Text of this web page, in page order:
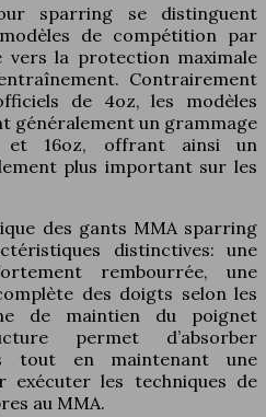
sparring se distinguent
de compétition par
la protection maximale
Contrairement
de 4oz, les modèles
généralement un grammage
et 16oz, offrant ainsi un
plus important sur les
des gants MMA sparring
distinctives: une
rembourrée, une
des doigts selon les
de maintien du poignet
permet d’absorber
tout en maintenant une
exécuter les techniques de
au MMA.